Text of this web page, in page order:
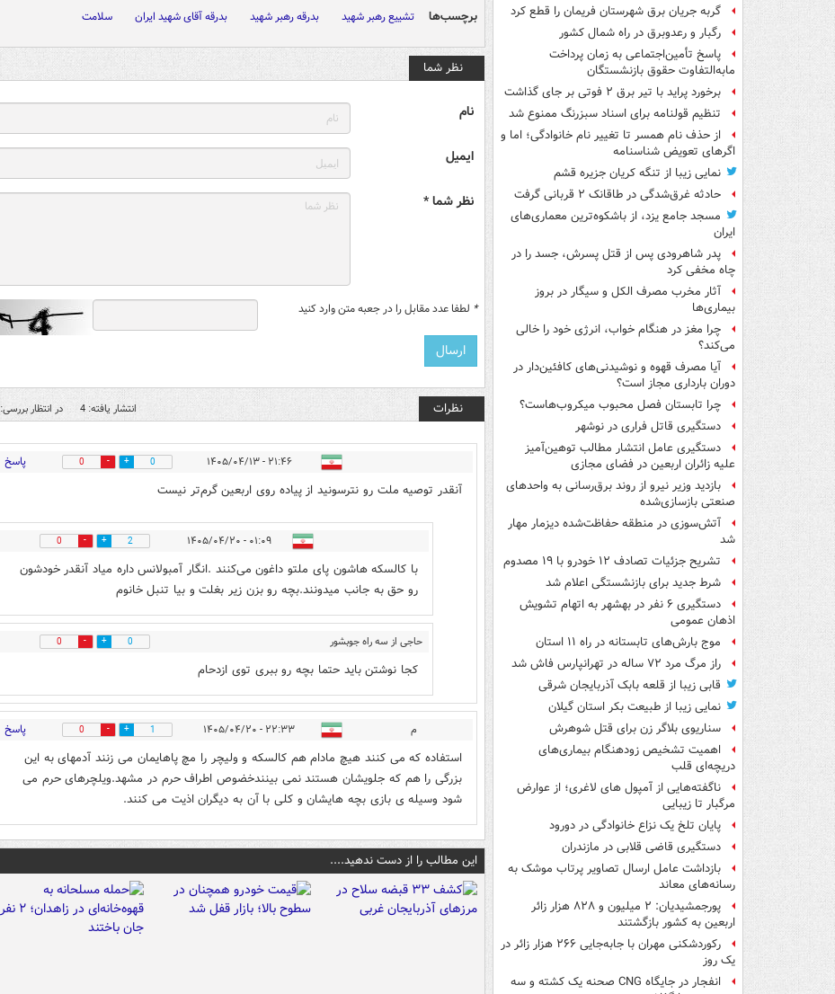
گربه جریان برق شهرستان فریمان را قطع کرد
رگبار و رعدوبرق در راه شمال کشور
پاسخ تأمین‌اجتماعی به زمان پرداخت
مابه‌التفاوت حقوق بازنشستگان
برخورد پراید با تیر برق ۲ فوتی بر جای گذاشت
تنظیم قولنامه برای اسناد سبزرنگ ممنوع شد
از حذف نام همسر تا تغییر نام خانوادگی؛ اما و
اگرهای تعویض شناسنامه
نمایی زیبا از تنگه کریان جزیره قشم
حادثه غرق‌شدگی در طاقانک ۲ قربانی گرفت
مسجد جامع یزد، از باشکوه‌ترین معماری‌های
ایران
پدر شاهرودی پس از قتل پسرش، جسد را در
چاه مخفی کرد
آثار مخرب مصرف الکل و سیگار در بروز
بیماری‌ها
چرا مغز در هنگام خواب، انرژی خود را خالی
می‌کند؟
آیا مصرف قهوه و نوشیدنی‌های کافئین‌دار در
دوران بارداری مجاز است؟
چرا تابستان فصل محبوب میکروب‌هاست؟
دستگیری قاتل فراری در نوشهر
دستگیری عامل انتشار مطالب توهین‌آمیز
علیه زائران اربعین در فضای مجازی
بازدید وزیر نیرو از روند برق‌رسانی به واحدهای
صنعتی بازسازی‌شده
آتش‌سوزی در منطقه حفاظت‌شده دیزمار مهار
شد
تشریح جزئیات تصادف ۱۲ خودرو با ۱۹ مصدوم
شرط جدید برای بازنشستگی اعلام شد
دستگیری ۶ نفر در بهشهر به اتهام تشویش
اذهان عمومی
موج بارش‌های تابستانه در راه ۱۱ استان
راز مرگ مرد ۷۲ ساله در تهرانپارس فاش شد
قابی زیبا از قلعه بابک آذربایجان شرقی
نمایی زیبا از طبیعت بکر استان گیلان
سناریوی بلاگر زن برای قتل شوهرش
اهمیت تشخیص زودهنگام بیماری‌های
دریچه‌ای قلب
ناگفته‌هایی از آمپول های لاغری؛ از عوارض
مرگبار تا زیبایی
پایان تلخ یک نزاع خانوادگی در دورود
دستگیری قاضی قلابی در مازندران
بازداشت عامل ارسال تصاویر پرتاب موشک به
رسانه‌های معاند
پورجمشیدیان: ۲ میلیون و ۸۲۸ هزار زائر
اربعین به کشور بازگشتند
رکوردشکنی مهران با جابه‌جایی ۲۶۶ هزار زائر در
یک روز
انفجار در جایگاه CNG صحنه یک کشته و سه
برچسب‌ها تشییع رهبر شهید بدرقه رهبر شهید بدرقه آقای شهید ایران سلامت
نظر شما
نام
ایمیل
نظر شما *
* لطفا عدد مقابل را در جعبه متن وارد کنید
نظرات انتشار یافته: 4 در انتظار بررسی: 0
۲۱:۴۶ - ۱۴۰۵/۰۴/۱۳ 0
0 پاسخ
آنقدر توصیه ملت رو نترسونید از پیاده روی اربعین گرم‌تر نیست
۰۱:۰۹ - ۱۴۰۵/۰۴/۲۰ 2
0
با کالسکه هاشون پای ملتو داغون می‌کنند .انگار آمبولانس داره میاد آنقدر خودشون
رو حق به جانب میدونند.بچه رو بزن زیر بغلت و بیا تنبل خانوم
حاجی از سه راه جوبشور
قم
۱۸:۴۷ - ۱۴۰۵/۰۴/۲۱
0
0
کجا نوشتن باید حتما بچه رو ببری توی ازدحام
م ۲۲:۳۳ - ۱۴۰۵/۰۴/۲۰ 1
0 پاسخ
استفاده که می کنند هیچ مادام هم کالسکه و ولیچر را مچ پاهایمان می زنند آدمهای به این
بزرگی را هم که جلویشان هستند نمی بینندخضوص اطراف حرم در مشهد.ویلچرهای حرم می
شود وسیله ی بازی بچه هایشان و کلی با آن به دیگران اذیت می کنند.
این مطالب را از دست ندهید....